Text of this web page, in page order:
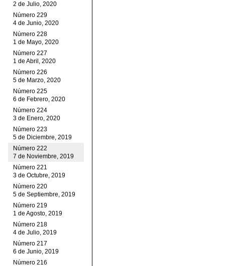
2 de Julio, 2020
Número 229
4 de Junio, 2020
Número 228
1 de Mayo, 2020
Número 227
1 de Abril, 2020
Número 226
5 de Marzo, 2020
Número 225
6 de Febrero, 2020
Número 224
3 de Enero, 2020
Número 223
5 de Diciembre, 2019
Número 222
7 de Noviembre, 2019
Número 221
3 de Octubre, 2019
Número 220
5 de Septiembre, 2019
Número 219
1 de Agosto, 2019
Número 218
4 de Julio, 2019
Número 217
6 de Junio, 2019
Número 216